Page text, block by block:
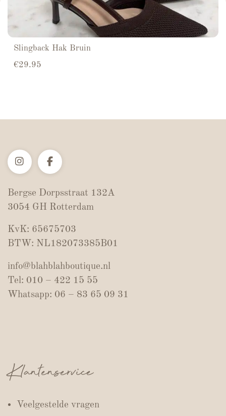
Slingback Hak Bruin
€29.95
Bergse Dorpsstraat 132A
3054 GH Rotterdam
KvK: 65675703
BTW: NL182073385B01
info@blahblahboutique.nl
Tel: 010 – 422 15 55
Whatsapp: 06 – 83 65 09 31
Klantenservice
Veelgestelde vragen